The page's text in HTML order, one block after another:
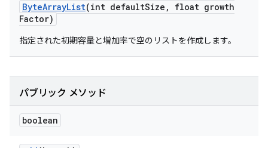
ByteArrayList(int defaultSize ,
float growth
Factor)
指定された初期容量と増加率で空のリストを作成します。
パブリック メソッド
boolean